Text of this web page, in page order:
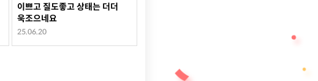
이쁘고 질도좋고 상태는 더더
욱조으네요
25.06.20